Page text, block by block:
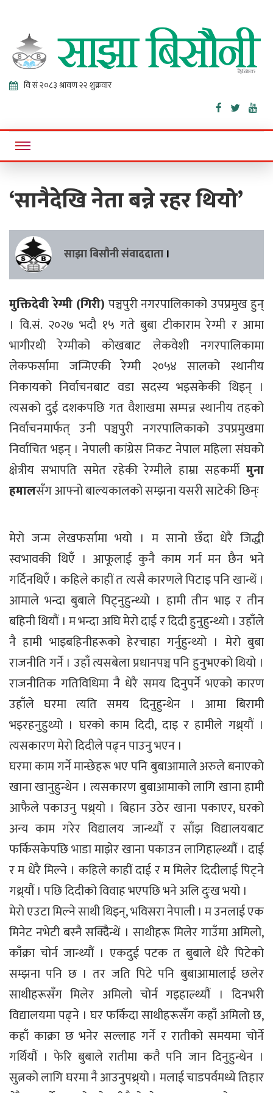
Sajha
Bisaunee
Online News Portal
‘सानैदेखि नेता बन्ने रहर थियो’
साझा बिसौनी संवाददाता ।
मुक्तिदेवी रेग्मी (गिरी) पञ्चपुरी नगरपालिकाको उपप्रमुख हुन्
। वि.सं. २०२७ भदौ १५ गते बुबा टीकाराम रेग्मी र आमा
भागीरथी रेग्मीको कोखबाट लेकवेशी नगरपालिकामा
लेकफर्सामा जन्मिएकी रेग्मी २०५४ सालको स्थानीय
निकायको निर्वाचनबाट वडा सदस्य भइसकेकी थिइन् ।
त्यसको दुई दशकपछि गत वैशाखमा सम्पन्न स्थानीय तहको
निर्वाचनमार्फत् उनी पञ्चपुरी नगरपालिकाको उपप्रमुखमा
निर्वाचित भइन् । नेपाली कांग्रेस निकट नेपाल महिला संघको
क्षेत्रीय सभापति समेत रहेकी रेग्मीले हाम्रा सहकर्मी मुना
हमालसँग आफ्नो बाल्यकालको सम्झना यसरी साटेकी छिन्ः
मेरो जन्म लेखफर्सामा भयो । म सानो छँदा धेरै जिद्धी
स्वभावकी थिएँ । आफूलाई कुनै काम गर्न मन छैन भने
गर्दिनथिएँ । कहिले काहीं त त्यसै कारणले पिटाइ पनि खान्थें ।
आमाले भन्दा बुबाले पिट्नुहुन्थ्यो । हामी तीन भाइ र तीन
बहिनी थियौं । म भन्दा अघि मेरो दाई र दिदी हुनुहुन्थ्यो । उहाँले
नै हामी भाइबहिनीहरूको हेरचाहा गर्नुहुन्थ्यो । मेरो बुबा
राजनीति गर्ने । उहाँ त्यसबेला प्रधानपञ्च पनि हुनुभएको थियो ।
राजनीतिक गतिविधिमा नै धेरै समय दिनुपर्ने भएको कारण
उहाँले घरमा त्यति समय दिनुहुन्थेन । आमा बिरामी
भइरहनुहुथ्यो । घरको काम दिदी, दाइ र हामीले गथ्र्यौं ।
त्यसकारण मेरो दिदीले पढ्न पाउनु भएन ।
घरमा काम गर्ने मान्छेहरू भए पनि बुबाआमाले अरुले बनाएको
खाना खानुहुन्थेन । त्यसकारण बुबाआमाको लागि खाना हामी
आफैले पकाउनु पथ्र्यो । बिहान उठेर खाना पकाएर, घरको
अन्य काम गरेर विद्यालय जान्थ्यौं र साँझ विद्यालयबाट
फर्किसकेपछि भाडा माझेर खाना पकाउन लागिहाल्थ्यौं । दाई
र म धेरै मिल्ने । कहिले काहीं दाई र म मिलेर दिदीलाई पिट्ने
गथ्र्यौं । पछि दिदीको विवाह भएपछि भने अलि दुःख भयो ।
मेरो एउटा मिल्ने साथी थिइन्, भविसरा नेपाली । म उनलाई एक
मिनेट नभेटी बस्नै सक्दिैन्थें । साथीहरू मिलेर गाउँमा अमिलो,
काँक्रा चोर्न जान्थ्यौं । एकदुई पटक त बुबाले धेरै पिटेको
सम्झना पनि छ । तर जति पिटे पनि बुबाआमालाई छलेर
साथीहरूसँग मिलेर अमिलो चोर्न गइहाल्थ्यौं । दिनभरी
विद्यालयमा पढ्ने । घर फर्किदा साथीहरूसँग कहाँ अमिलो छ,
कहाँ काक्रा छ भनेर सल्लाह गर्ने र रातीको समयमा चोर्ने
गर्थियौं । फेरि बुबाले रातीमा कतै पनि जान दिनुहुन्थेन ।
सुत्नको लागि घरमा नै आउनुपथ्र्यो । मलाई चाडपर्वमध्ये तिहार